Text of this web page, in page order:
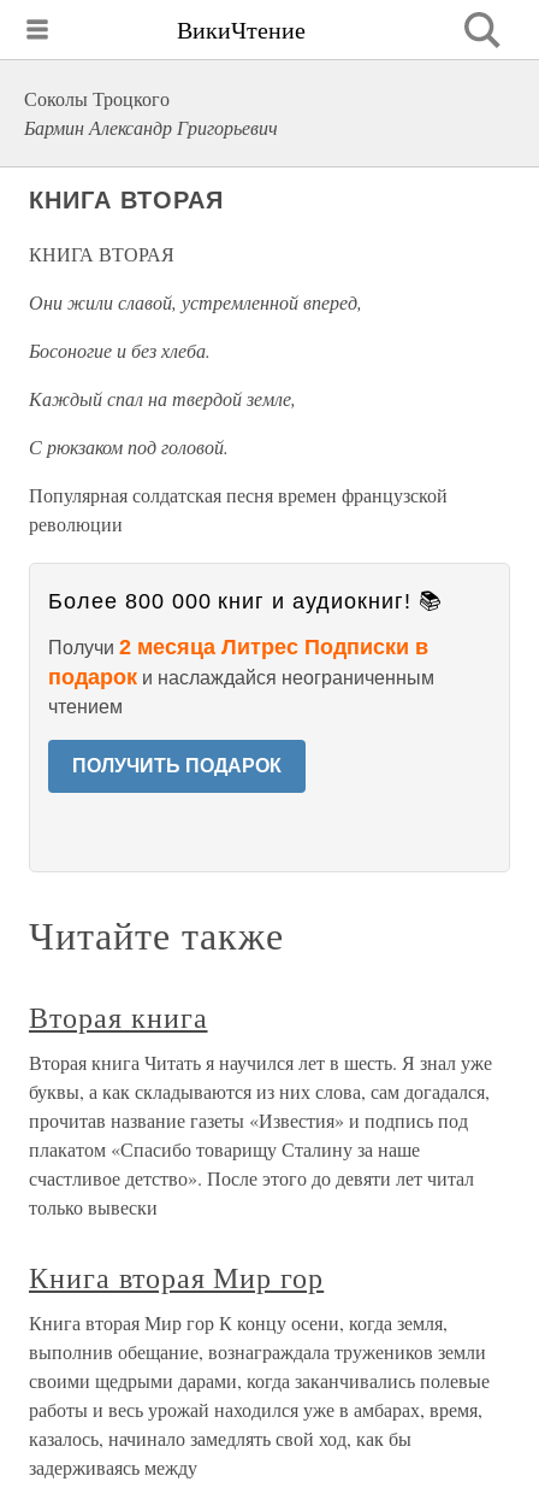
ВикиЧтение
Соколы Троцкого
Бармин Александр Григорьевич
КНИГА ВТОРАЯ
КНИГА ВТОРАЯ
Они жили славой, устремленной вперед,
Босоногие и без хлеба.
Каждый спал на твердой земле,
С рюкзаком под головой.
Популярная солдатская песня времен французской
революции
Более 800 000 книг и аудиокниг! 📚
Получи 2 месяца Литрес Подписки в
подарок и наслаждайся неограниченным
чтением
ПОЛУЧИТЬ ПОДАРОК
Читайте также
Вторая книга
Вторая книга Читать я научился лет в шесть. Я знал уже
буквы, а как складываются из них слова, сам догадался,
прочитав название газеты «Известия» и подпись под
плакатом «Спасибо товарищу Сталину за наше
счастливое детство». После этого до девяти лет читал
только вывески
Книга вторая Мир гор
Книга вторая Мир гор К концу осени, когда земля,
выполнив обещание, вознаграждала тружеников земли
своими щедрыми дарами, когда заканчивались полевые
работы и весь урожай находился уже в амбарах, время,
казалось, начинало замедлять свой ход, как бы
задерживаясь между